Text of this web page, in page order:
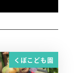
くぼこども園